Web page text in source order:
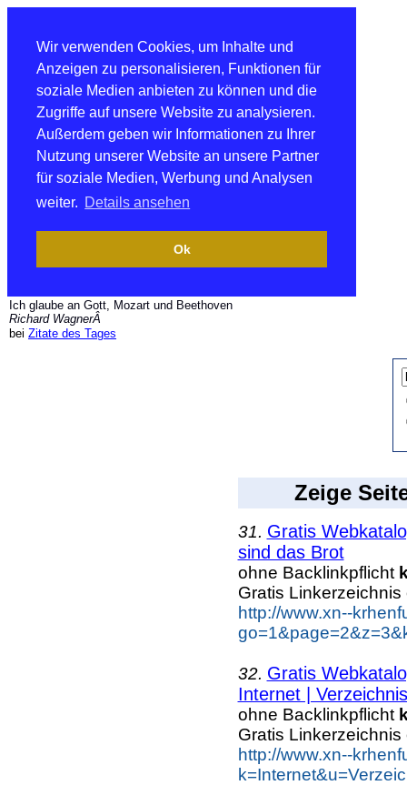
Wir verwenden Cookies, um Inhalte und
Anzeigen zu personalisieren, Funktionen für
soziale Medien anbieten zu können und die
Zugriffe auf unsere Website zu analysieren.
Außerdem geben wir Informationen zu Ihrer
Nutzung unserer Website an unsere Partner
für soziale Medien, Werbung und Analysen
weiter. Details ansehen
Ok
Ich glaube an Gott, Mozart und Beethoven
Richard WagnerÂ
bei Zitate des Tages
Zeige
31. Gratis
sind das Brot
ohne Backlinkpflicht
Gratis Linkerzeichnis
http://www.xn--
32. Gratis
Internet | Verzeichnis
ohne Backlinkpflicht
Gratis Linkerzeichnis
http://www.xn--